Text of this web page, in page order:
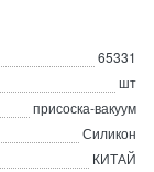
65331
шт
присоска-вакуум
Силикон
КИТАЙ